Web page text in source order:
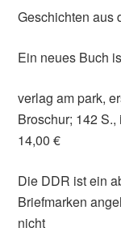
Geschichten aus
Ein neues Buch
verlag am park,
Broschur; 142
14,00 €
Die DDR ist ein
Briefmarken
nicht